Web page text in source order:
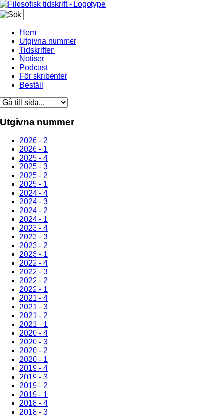
Hem
Utgivna nummer
Tidskriften
Notiser
Podcast
För skribenter
Beställ
Utgivna nummer
2026 - 2
2026 - 1
2025 - 4
2025 - 3
2025 - 2
2025 - 1
2024 - 4
2024 - 3
2024 - 2
2024 - 1
2023 - 4
2023 - 3
2023 - 2
2023 - 1
2022 - 4
2022 - 3
2022 - 2
2022 - 1
2021 - 4
2021 - 3
2021 - 2
2021 - 1
2020 - 4
2020 - 3
2020 - 2
2020 - 1
2019 - 4
2019 - 3
2019 - 2
2019 - 1
2018 - 4
2018 - 3